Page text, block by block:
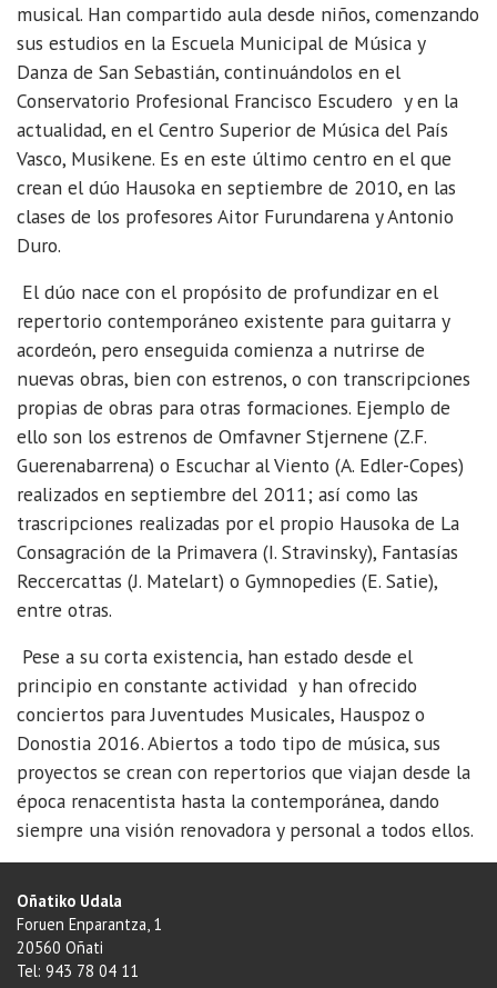
musical. Han compartido aula desde niños, comenzando
sus estudios en la Escuela Municipal de Música y
Danza de San Sebastián, continuándolos en el
Conservatorio Profesional Francisco Escudero y en la
actualidad, en el Centro Superior de Música del País
Vasco, Musikene. Es en este último centro en el que
crean el dúo Hausoka en septiembre de 2010, en las
clases de los profesores Aitor Furundarena y Antonio
Duro.
El dúo nace con el propósito de profundizar en el
repertorio contemporáneo existente para guitarra y
acordeón, pero enseguida comienza a nutrirse de
nuevas obras, bien con estrenos, o con transcripciones
propias de obras para otras formaciones. Ejemplo de
ello son los estrenos de Omfavner Stjernene (Z.F.
Guerenabarrena) o Escuchar al Viento (A. Edler-Copes)
realizados en septiembre del 2011; así como las
trascripciones realizadas por el propio Hausoka de La
Consagración de la Primavera (I. Stravinsky), Fantasías
Reccercattas (J. Matelart) o Gymnopedies (E. Satie),
entre otras.
Pese a su corta existencia, han estado desde el
principio en constante actividad y han ofrecido
conciertos para Juventudes Musicales, Hauspoz o
Donostia 2016. Abiertos a todo tipo de música, sus
proyectos se crean con repertorios que viajan desde la
época renacentista hasta la contemporánea, dando
siempre una visión renovadora y personal a todos ellos.
Oñatiko Udala
Foruen Enparantza, 1
20560 Oñati
Tel: 943 78 04 11